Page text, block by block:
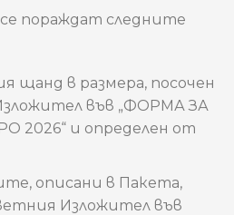
се пораждат следните
щанд в размера, посочен
във „ФОРМА ЗА
2026“ и определен от
описани в Пакета,
Изложител във